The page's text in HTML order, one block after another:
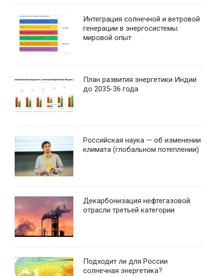
Интеграция солнечной и ветровой
генерации в энергосистемы:
мировой опыт
План развития энергетики Индии
до 2035-36 года
Российская наука — об изменении
климата (глобальном потеплении)
Декарбонизация нефтегазовой
отрасли третьей категории
Подходит ли для России
солнечная энергетика?